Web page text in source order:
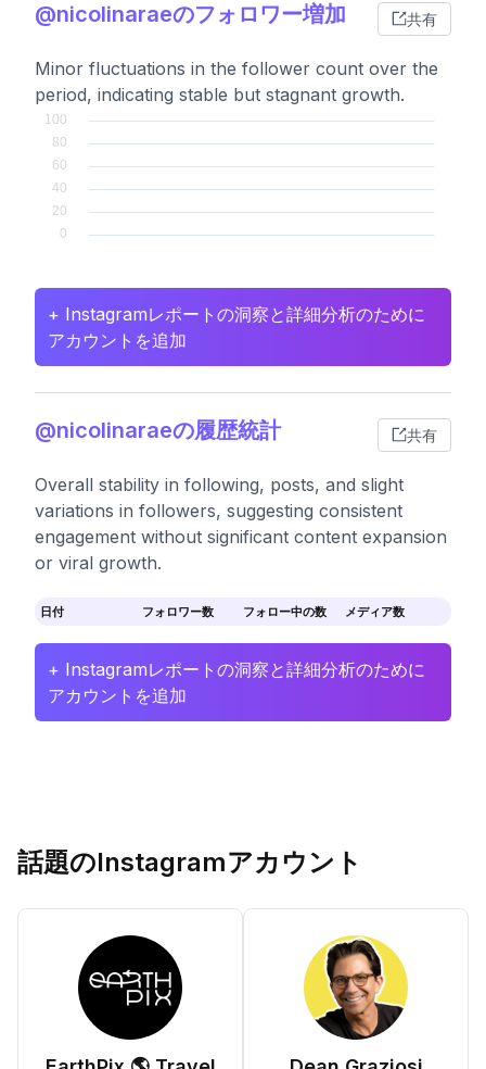
@nicolinaraeのフォロワー増加 共有
Minor fluctuations in the follower count over the
period, indicating stable but stagnant growth.
+ Instagramレポートの洞察と詳細分析のために
アカウントを追加
@nicolinaraeの履歴統計 共有
Overall stability in following, posts, and slight
variations in followers, suggesting consistent
engagement without significant content expansion
or viral growth.
日付 フォロワー数 フォロー中の数 メディア数
+ Instagramレポートの洞察と詳細分析のために
アカウントを追加
話題のInstagramアカウント